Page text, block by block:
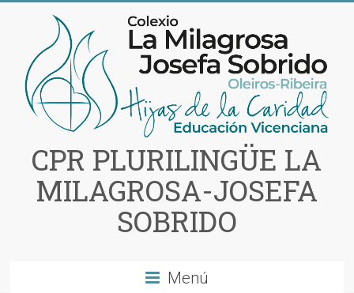
contenido
CPR PLURILINGÜE LA
MILAGROSA-JOSEFA
SOBRIDO
Menú